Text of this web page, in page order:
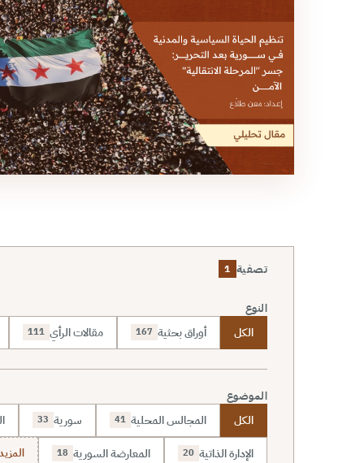
تصفية 1
النوع
الكل أوراق بحثية 167 مقالات الرأي 111
الموضوع
الكل المجالس المحلية 41 سورية 33
الإدارة الذاتية 20 المعارضة السورية 18 المزيد